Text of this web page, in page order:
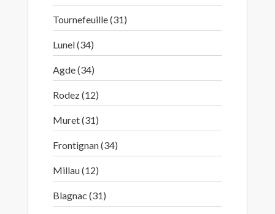
Tournefeuille (31)
Lunel (34)
Agde (34)
Rodez (12)
Muret (31)
Frontignan (34)
Millau (12)
Blagnac (31)